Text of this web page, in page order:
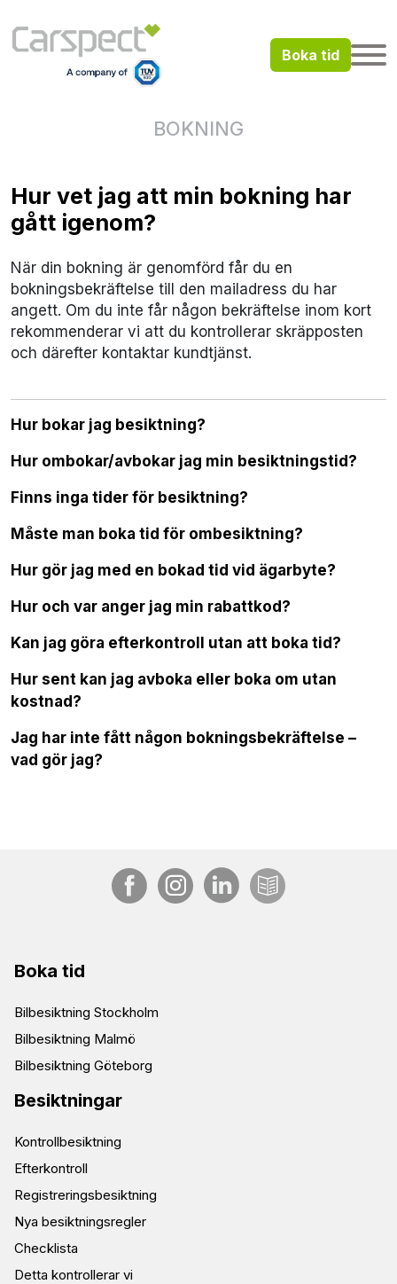
Boka tid
BOKNING
Hur vet jag att min bokning har
gått igenom?
När din bokning är genomförd får du en
bokningsbekräftelse till den mailadress du har
angett. Om du inte får någon bekräftelse inom kort
rekommenderar vi att du kontrollerar skräpposten
och därefter kontaktar kundtjänst.
Hur bokar jag besiktning?
Hur ombokar/avbokar jag min besiktningstid?
Finns inga tider för besiktning?
Måste man boka tid för ombesiktning?
Hur gör jag med en bokad tid vid ägarbyte?
Hur och var anger jag min rabattkod?
Kan jag göra efterkontroll utan att boka tid?
Hur sent kan jag avboka eller boka om utan
kostnad?
Jag har inte fått någon bokningsbekräftelse –
vad gör jag?
Boka tid
Bilbesiktning Stockholm
Bilbesiktning Malmö
Bilbesiktning Göteborg
Besiktningar
Kontrollbesiktning
Efterkontroll
Registreringsbesiktning
Nya besiktningsregler
Checklista
Detta kontrollerar vi